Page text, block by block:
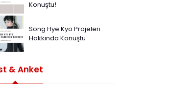
Konuştu!
Song Hye Kyo Projeleri
Hakkında Konuştu
& Anket